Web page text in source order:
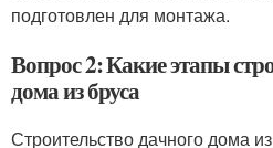
подготовлен для монтажа.
Вопрос 2: Какие этапы
дома из бруса
Строительство дачного дома